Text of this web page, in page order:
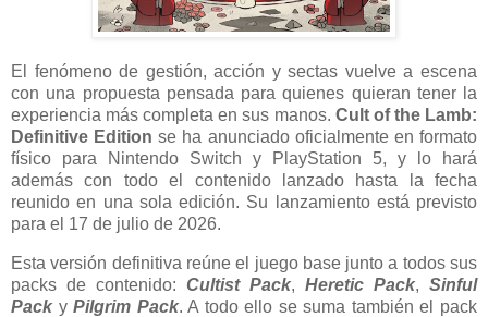
El fenómeno de gestión, acción y sectas vuelve a escena
con una propuesta pensada para quienes quieran tener la
experiencia más completa en sus manos. Cult of the Lamb:
Definitive Edition se ha anunciado oficialmente en formato
físico para Nintendo Switch y PlayStation 5, y lo hará
además con todo el contenido lanzado hasta la fecha
reunido en una sola edición. Su lanzamiento está previsto
para el 17 de julio de 2026.
Esta versión definitiva reúne el juego base junto a todos sus
packs de contenido: Cultist Pack, Heretic Pack, Sinful
Pack yPilgrim Pack. A todo ello se suma también el pack